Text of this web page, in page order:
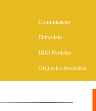
Comunicação
Entrevista
IBRI Notícias
Orquestra Societária